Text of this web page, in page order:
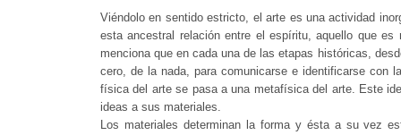
Viéndolo en sentido estricto, el arte es una actividad
esta ancestral relación entre el espíritu, aquello que
menciona que en cada una de las etapas históricas,
cero, de la nada, para comunicarse e identificarse con
física del arte se pasa a una metafísica del arte. Este
ideas a sus materiales.
Los materiales determinan la forma y ésta a su vez